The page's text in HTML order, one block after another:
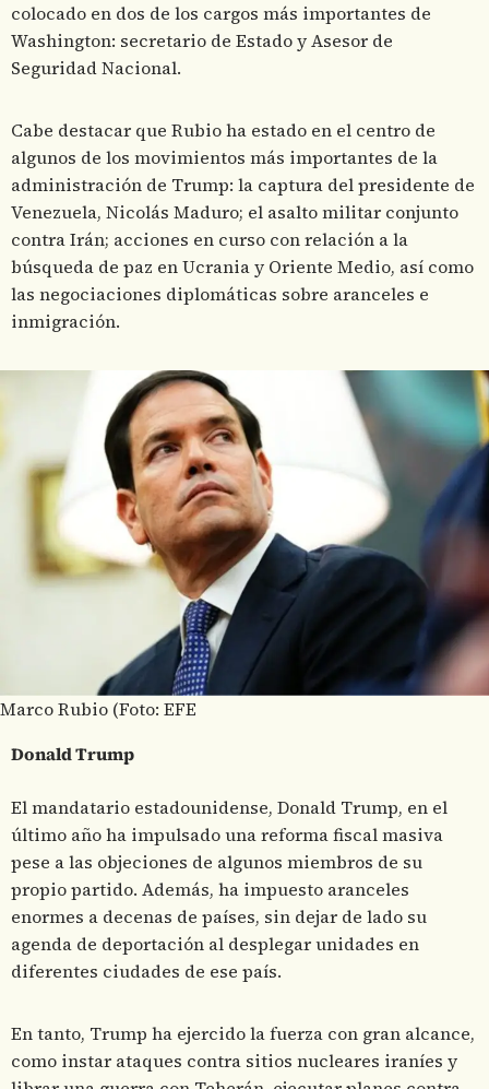
colocado en dos de los cargos más importantes de
Washington: secretario de Estado y Asesor de
Seguridad Nacional.
Cabe destacar que Rubio ha estado en el centro de
algunos de los movimientos más importantes de la
administración de Trump: la captura del presidente de
Venezuela, Nicolás Maduro; el asalto militar conjunto
contra Irán; acciones en curso con relación a la
búsqueda de paz en Ucrania y Oriente Medio, así como
las negociaciones diplomáticas sobre aranceles e
inmigración.
Marco Rubio (Foto: EFE
Donald Trump
El mandatario estadounidense, Donald Trump, en el
último año ha impulsado una reforma fiscal masiva
pese a las objeciones de algunos miembros de su
propio partido. Además, ha impuesto aranceles
enormes a decenas de países, sin dejar de lado su
agenda de deportación al desplegar unidades en
diferentes ciudades de ese país.
En tanto, Trump ha ejercido la fuerza con gran alcance,
como instar ataques contra sitios nucleares iraníes y